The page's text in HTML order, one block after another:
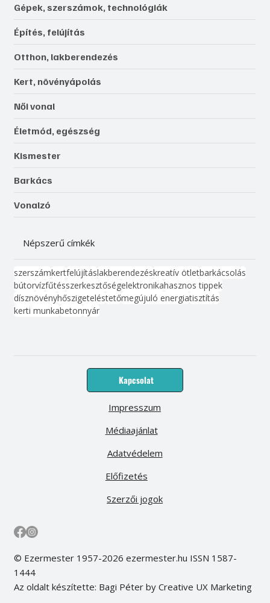
Gépek, szerszámok, technológiák
Építés, felújítás
Otthon, lakberendezés
Kert, növényápolás
Női vonal
Életmód, egészség
Kismester
Barkács
Vonalzó
Népszerű címkék
szerszámkertfelújításlakberendezéskreatív ötletbarkácsolás
bútorvízfűtésszerkesztőségelektronikahasznos tippek
dísznövényhőszigeteléstetőmegújuló energiatisztítás
kerti munkabetonnyár
Kapcsolat
Médiaajánlat
Előfizetés
Impresszum
Adatvédelem
Szerzői jogok
© Ezermester 1957-2026 ezermester.hu ISSN 1587-
1444
Az oldalt készítette: Bagi Péter by Creative UX Marketing